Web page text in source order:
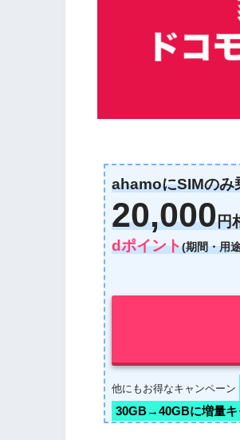
ahamoにSIMのみ
20,000円
dポイント(期間・用
他にもお得なキャンペーン
30GB→40GBに増量キ